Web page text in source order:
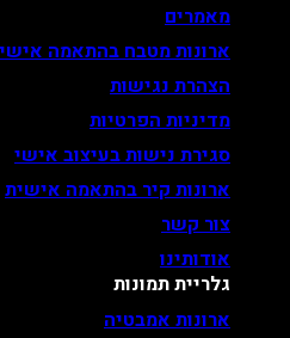
מאמרים
ארונות מטבח בהתאמה
הצהרת נגישות
מדיניות הפרטיות
סגירת נישות בעיצוב אישי
ארונות קיר בהתאמה אישית
צור קשר
אודותינו
גלריית תמונות
ארונות אמבטיה